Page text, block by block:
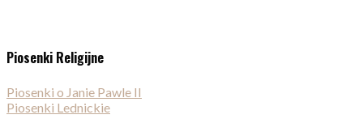
Piosenki Religijne
Piosenki o Janie Pawle II
Piosenki Lednickie